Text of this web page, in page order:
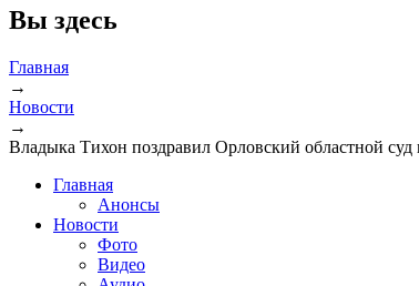
Вы здесь
Главная
→
Новости
→
Владыка Тихон поздравил Орловский областной
Главная
Анонсы
Новости
Фото
Видео